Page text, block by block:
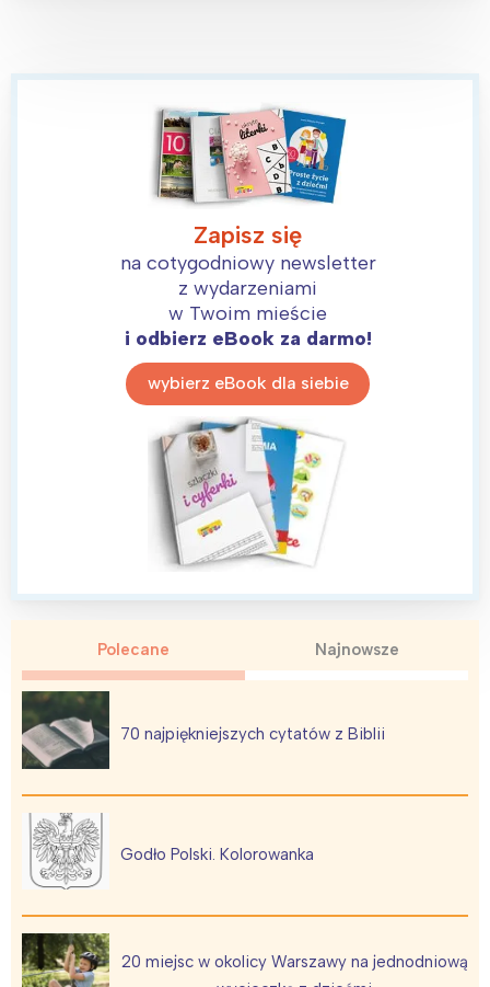
Zapisz się
na cotygodniowy newsletter
z wydarzeniami
w Twoim mieście
i odbierz eBook za darmo!
wybierz eBook dla siebie
Polecane Najnowsze
70 najpiękniejszych cytatów z Biblii
Godło Polski. Kolorowanka
20 miejsc w okolicy Warszawy na jednodniową
Wybieram